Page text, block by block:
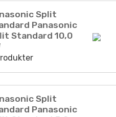
Split
Panasonic
Standard 10,0
Split
Panasonic